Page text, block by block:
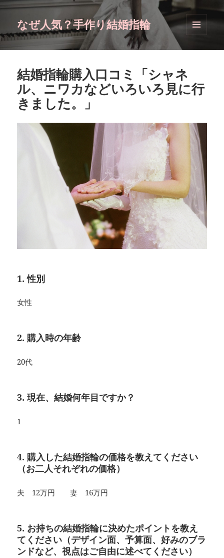
なぜ人気？手作り結婚指輪
ーとウ
結婚指輪購入口コミ「シャネ
ル、ニワカなどいろいろ見に行
きました。」
1. 性別
女性
2. 購入時の年齢
20代
3. 現在、結婚何年目ですか？
1
4. 購入した結婚指輪の価格を教えてください
（お二人それぞれの価格）
夫 12万円 妻 16万円
5. お持ちの結婚指輪に決めたポイントを教え
てください（デザイン面、予算面、好みのブラ
ンドなど、視点はご自由に述べてください）